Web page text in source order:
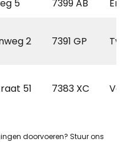
5 7399 AB
2 7391 GP
51 7383 XC
doorvoeren? Stuur ons